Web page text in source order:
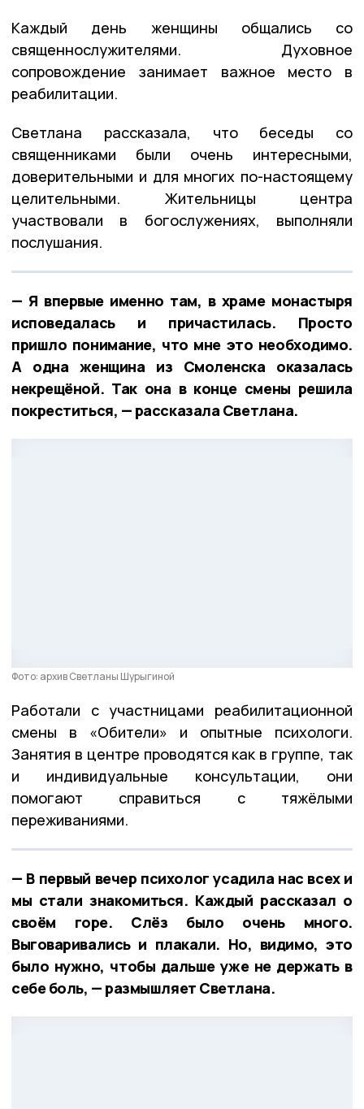
Каждый день женщины общались со
священнослужителями. Духовное
сопровождение занимает важное место в
реабилитации.
Светлана рассказала, что беседы со
священниками были очень интересными,
доверительными и для многих по-настоящему
целительными. Жительницы центра
участвовали в богослужениях, выполняли
послушания.
— Я впервые именно там, в храме монастыря
исповедалась и причастилась. Просто
пришло понимание, что мне это необходимо.
А одна женщина из Смоленска оказалась
некрещёной. Так она в конце смены решила
покреститься, — рассказала Светлана.
Фото: архив Светланы Шурыгиной
Работали с участницами реабилитационной
смены в «Обители» и опытные психологи.
Занятия в центре проводятся как в группе, так
и индивидуальные консультации, они
помогают справиться с тяжёлыми
переживаниями.
— В первый вечер психолог усадила нас всех и
мы стали знакомиться. Каждый рассказал о
своём горе. Слёз было очень много.
Выговаривались и плакали. Но, видимо, это
было нужно, чтобы дальше уже не держать в
себе боль, — размышляет Светлана.